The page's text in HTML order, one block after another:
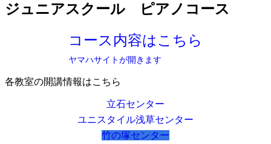
ジュニアスクール ピアノコース
コース内容はこちら
ヤマハサイトが開きます
各教室の開講情報はこちら
立石センター
ユニスタイル浅草センター
竹の塚センター